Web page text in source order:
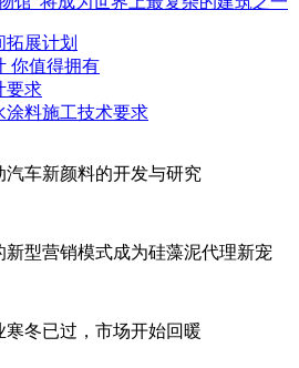
展计划
你值得拥有
要求
涂料施工技术要求
汽车新颜料的开发与研究
新型营销模式成为硅藻泥代理新宠
寒冬已过，市场开始回暖